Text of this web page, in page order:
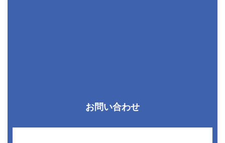
お問い合わせ